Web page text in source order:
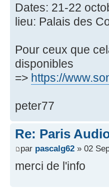
Dates: 21-22
lieu: Palais des
Pour ceux que
disponibles
=> https://
peter77
Re: Paris
par pascalg62 » 02
merci de l'info